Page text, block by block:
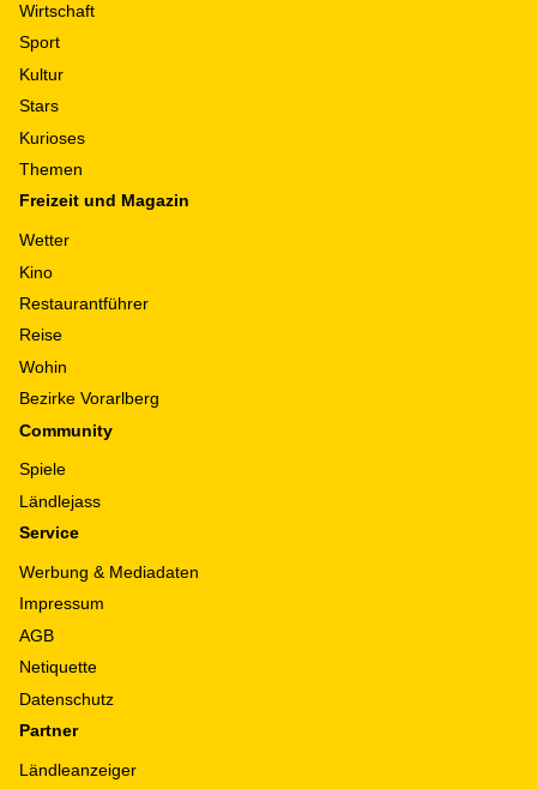
Wirtschaft
Sport
Kultur
Stars
Kurioses
Themen
Freizeit und Magazin
Wetter
Kino
Restaurantführer
Reise
Wohin
Bezirke Vorarlberg
Community
Spiele
Ländlejass
Service
Werbung & Mediadaten
Impressum
AGB
Netiquette
Datenschutz
Partner
Ländleanzeiger